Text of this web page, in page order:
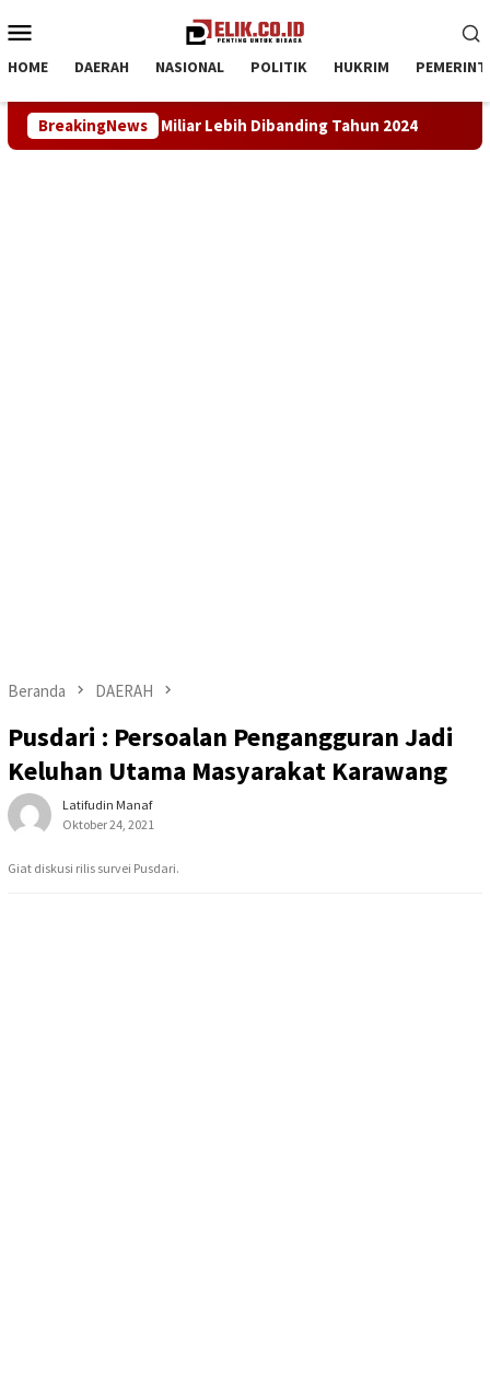
ke
Mobile
HOME DAERAH NASIONAL POLITIK HUKRIM
BreakingNews
Dibanding Tahun 2024 LKBH LPKSM Satria Desak
Beranda DAERAH
Pusdari : Persoalan Pengangguran Jadi
Keluhan Utama Masyarakat Karawang
Latifudin Manaf
Oktober 24, 2021
Giat diskusi rilis survei Pusdari.